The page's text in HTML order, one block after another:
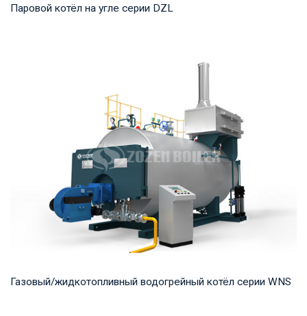
Паровой котёл на угле серии DZL
продукта: 2–20 т/ч Температура на выходе: ...
Газовый/жидкотопливный водогрейный котёл серии WNS